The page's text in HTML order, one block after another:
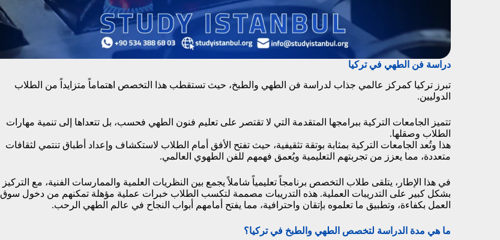
دراسة فن الطهي في تركيا
تبرز تركيا كمركز عالمي جذاب لدراسة فن الطهي والطبخ، حيث تستقطب هذا التخصص اهتماماً متزايداً من الطلاب
الدوليين.
تتميز الجامعات التركية ببرامجها المتقدمة التي لا تقتصر على تعليم فنون الطهي فحسب، بل تتعداها إلى تنمية مهارات
الطلاب وصقلها.
هذا وتُعد الجامعات التركية بمثابة بوتقة تثقيفية، حيث تفتح الأفق أمام الطلاب لاستكشاف وإعداد أطباق تنتمي لثقافات
متعددة، مما يعزز من تجربتهم التعليمية ويُعمق فهمهم للفن الطهوي العالمي.
في هذا الإطار، يتلقى طلاب التخصص برنامجاً تعليمياً شاملاً يجمع بين النظريات العلمية والممارسات الفنية، مع التركيز
بشكل كبير على التدريبات العملية. هذه التدريبات مصممة لتكسب الطلاب خبرات عملية مؤهلة تمكنهم من دخول سوق
العمل بكفاءة، وتطبيق ما تعلموه بإتقان واحترافية، مما يفتح أمامهم أبواب النجاح في عالم الطهي الرحب.
ما هي مدة الدراسة لتخصص الطهي والطبخ في تركيا؟